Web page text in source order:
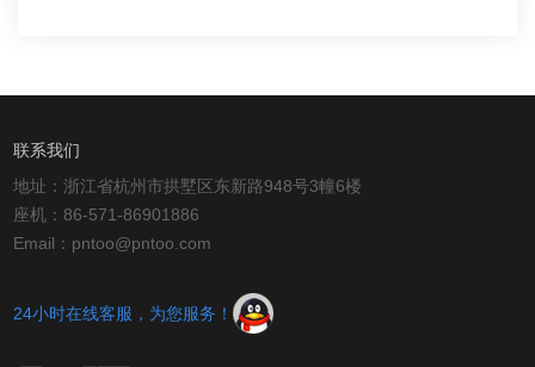
联系我们
地址：浙江省杭州市拱墅区东新路948号3幢6楼
座机：86-571-86901886
Email：pntoo@pntoo.com
24小时在线客服，为您服务！